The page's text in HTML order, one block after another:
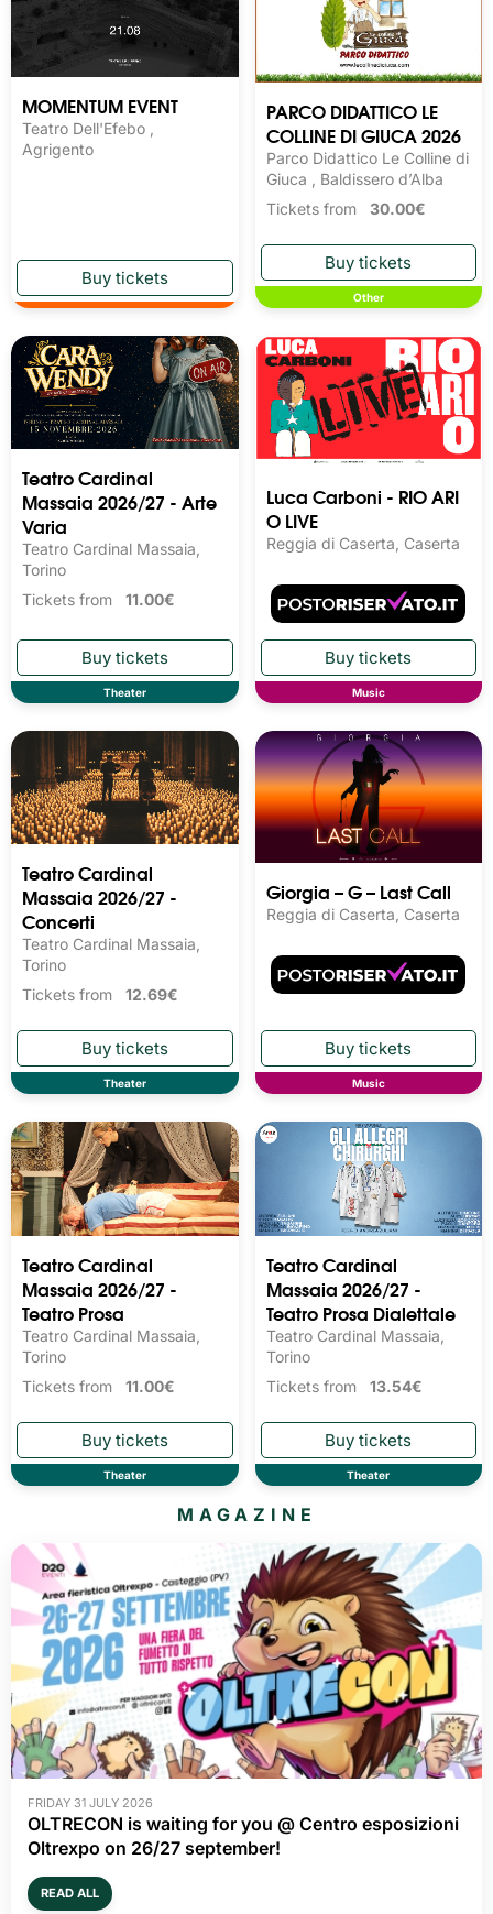
MOMENTUM EVENT
Teatro Dell'Efebo ,
Agrigento
PARCO DIDATTICO LE
COLLINE DI GIUCA 2026
Parco Didattico Le Colline di
Giuca , Baldissero d’Alba
Tickets from 30.00€
Other
Teatro Cardinal
Massaia 2026/27 - Arte
Varia
Teatro Cardinal Massaia,
Torino
Tickets from 11.00€
Theater
Luca Carboni - RIO ARI
O LIVE
Reggia di Caserta, Caserta
Music
Teatro Cardinal
Massaia 2026/27 -
Concerti
Teatro Cardinal Massaia,
Torino
Tickets from 12.69€
Theater
Giorgia – G – Last Call
Reggia di Caserta, Caserta
Music
Teatro Cardinal
Massaia 2026/27 -
Teatro Prosa
Teatro Cardinal Massaia,
Torino
Tickets from 11.00€
Theater
Teatro Cardinal
Massaia 2026/27 -
Teatro Prosa Dialettale
Teatro Cardinal Massaia,
Torino
Tickets from 13.54€
Theater
MAGAZINE
FRIDAY 31 JULY 2026
OLTRECON is waiting for you @ Centro esposizioni
Oltrexpo on 26/27 september!
READ ALL